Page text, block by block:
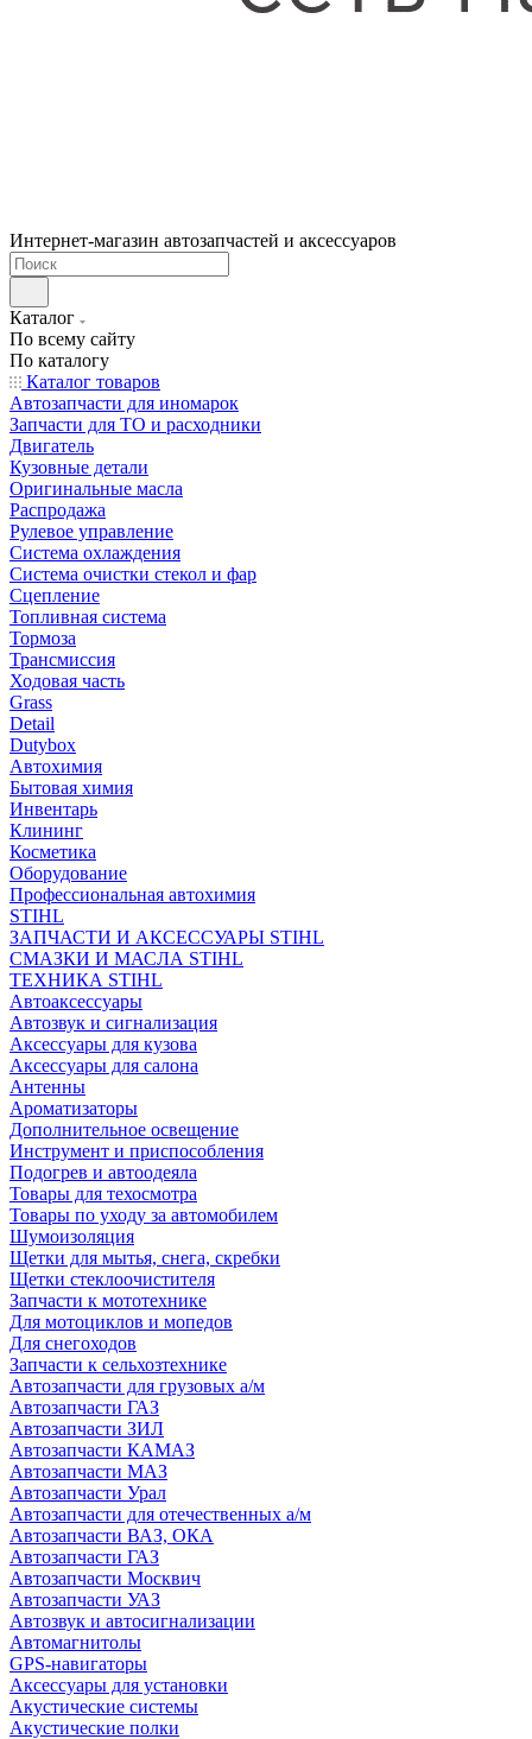
Интернет-магазин автозапчастей и аксессуаров
Каталог
По всему сайту
По каталогу
Каталог товаров
Автозапчасти для иномарок
Запчасти для ТО и расходники
Двигатель
Кузовные детали
Оригинальные масла
Распродажа
Рулевое управление
Система охлаждения
Система очистки стекол и фар
Сцепление
Топливная система
Тормоза
Трансмиссия
Ходовая часть
Grass
Detail
Dutybox
Автохимия
Бытовая химия
Инвентарь
Клининг
Косметика
Оборудование
Профессиональная автохимия
STIHL
ЗАПЧАСТИ И АКСЕССУАРЫ STIHL
СМАЗКИ И МАСЛА STIHL
ТЕХНИКА STIHL
Автоаксессуары
Автозвук и сигнализация
Аксессуары для кузова
Аксессуары для салона
Антенны
Ароматизаторы
Дополнительное освещение
Инструмент и приспособления
Подогрев и автоодеяла
Товары для техосмотра
Товары по уходу за автомобилем
Шумоизоляция
Щетки для мытья, снега, скребки
Щетки стеклоочистителя
Запчасти к мототехнике
Для мотоциклов и мопедов
Для снегоходов
Запчасти к сельхозтехнике
Автозапчасти для грузовых а/м
Автозапчасти ГАЗ
Автозапчасти ЗИЛ
Автозапчасти КАМАЗ
Автозапчасти МАЗ
Автозапчасти Урал
Автозапчасти для отечественных а/м
Автозапчасти ВАЗ, ОКА
Автозапчасти ГАЗ
Автозапчасти Москвич
Автозапчасти УАЗ
Автозвук и автосигнализации
Автомагнитолы
GPS-навигаторы
Аксессуары для установки
Акустические системы
Акустические полки